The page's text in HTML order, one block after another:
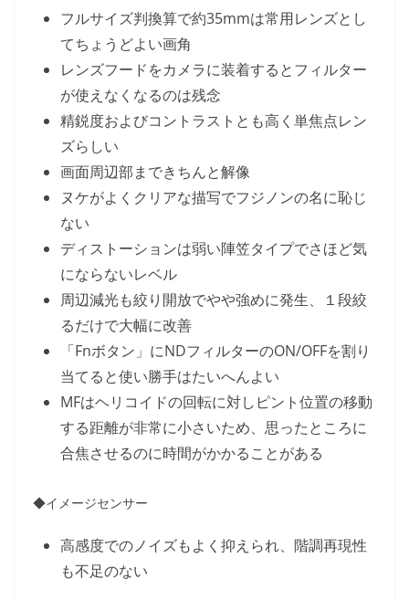
フルサイズ判換算で約35mmは常用レンズとし
てちょうどよい画角
レンズフードをカメラに装着するとフィルター
が使えなくなるのは残念
精鋭度およびコントラストとも高く単焦点レン
ズらしい
画面周辺部まできちんと解像
ヌケがよくクリアな描写でフジノンの名に恥じ
ない
ディストーションは弱い陣笠タイプでさほど気
にならないレベル
周辺減光も絞り開放でやや強めに発生、１段絞
るだけで大幅に改善
「Fnボタン」にNDフィルターのON/OFFを割り
当てると使い勝手はたいへんよい
MFはヘリコイドの回転に対しピント位置の移動
する距離が非常に小さいため、思ったところに
合焦させるのに時間がかかることがある
◆イメージセンサー
高感度でのノイズもよく抑えられ、階調再現性
も不足のない